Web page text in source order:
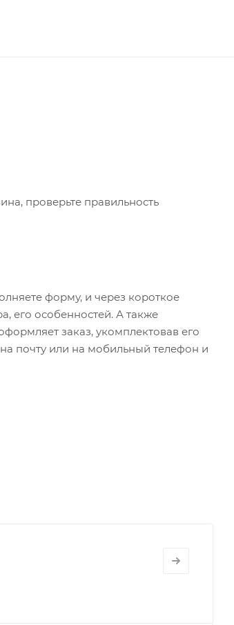
проверьте правильность
форму, и через короткое
его особенностей. А также
заказ, укомплектовав его
почту или на мобильный телефон и